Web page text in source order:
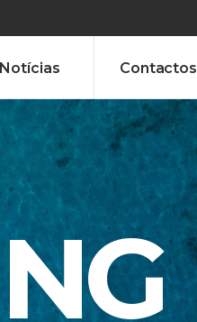
Notícias Contactos